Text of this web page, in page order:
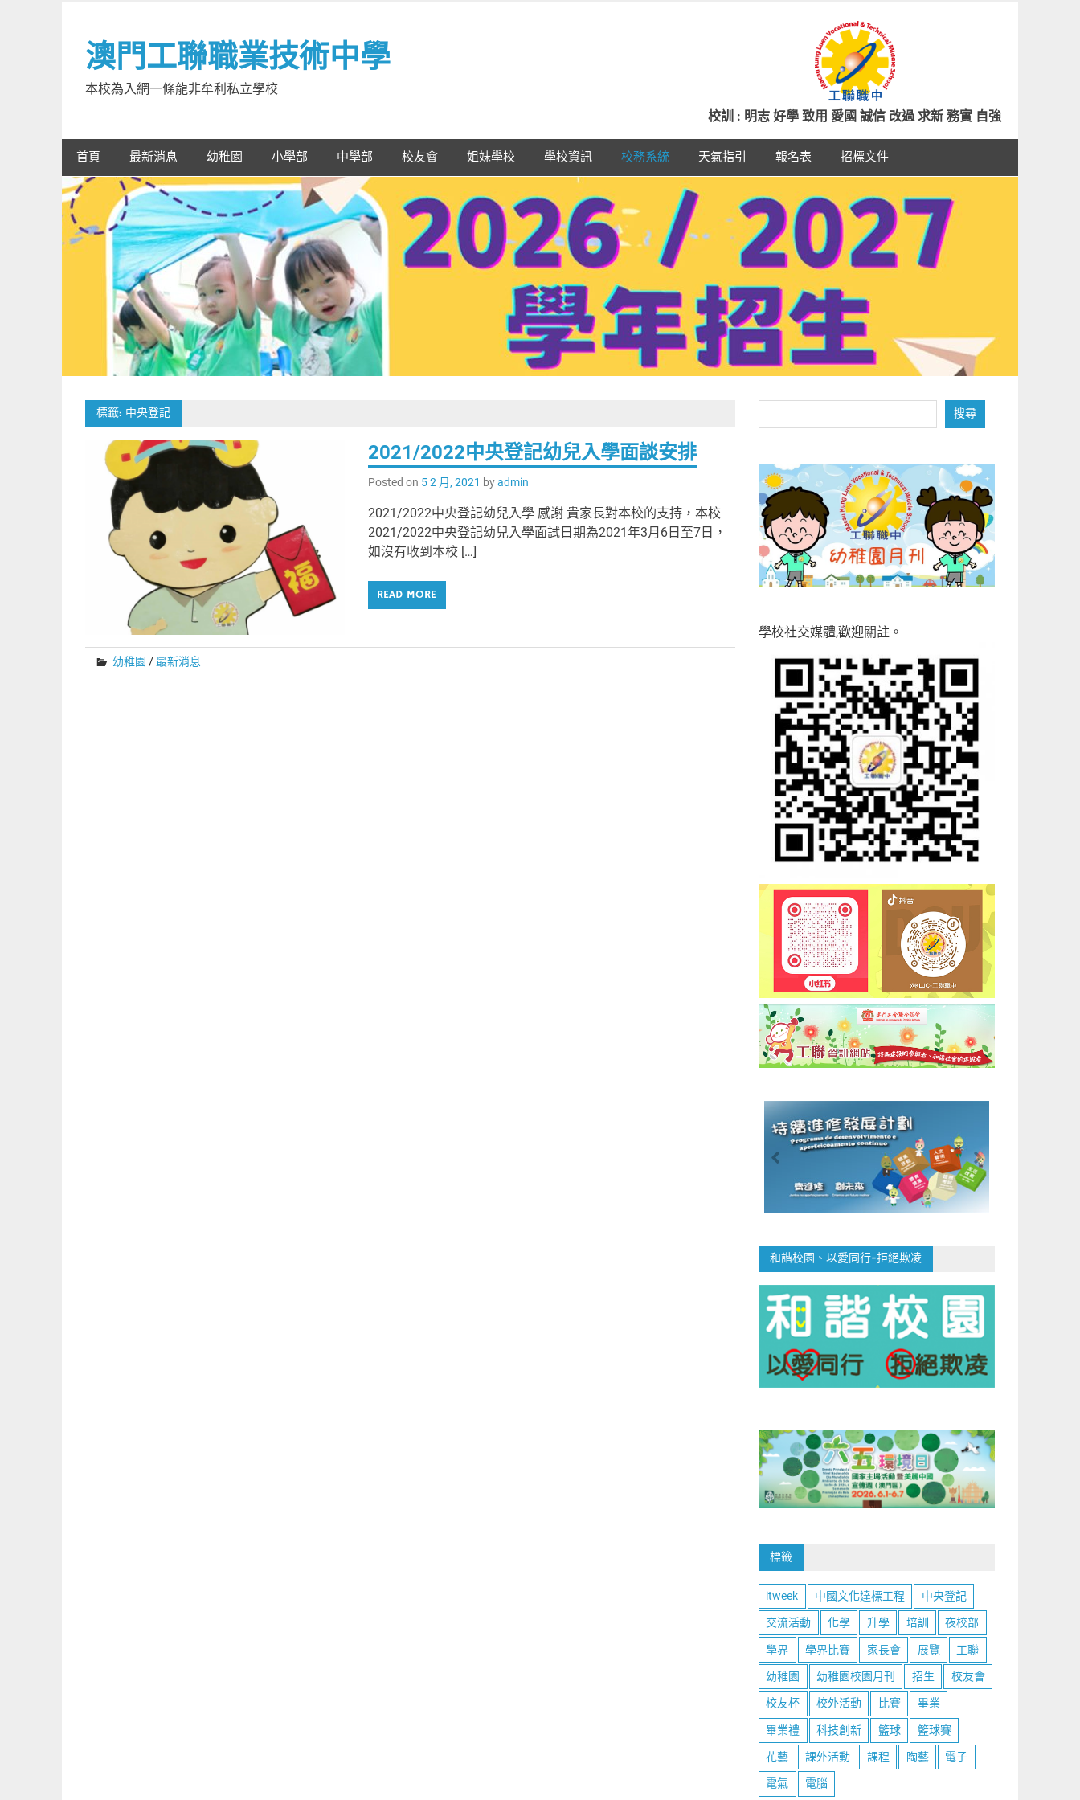
content澳門工聯職業技術中學
本校為入網一條龍非牟利私立學校
校訓 : 明志 好學 致用 愛國 誠信 改過 求新 務實 自強
首頁 最新消息 幼稚園 小學部 中學部 校友會 姐妹學校 學校資訊 校務系統 天氣指引 報名表 招標文件
標籤: 中央登記
2021/2022中央登記幼兒入學面談安排
Posted on 5 2 月, 2021 byadmin
2021/2022中央登記幼兒入學 感謝 貴家長對本校的支持，本校
2021/2022中央登記幼兒入學面試日期為2021年3月6日至7日，
如沒有收到本校 […]
READ MORE
幼稚園 /最新消息
尋
搜尋
學校社交媒體,歡迎關註。
和諧校園、以愛同行-拒絕欺凌
標籤
itweek 中國文化達標工程 中央登記
交流活動 化學 升學 培訓 夜校部
學界 學界比賽 家長會 展覽 工聯
幼稚園 幼稚園校園月刊 招生 校友會
校友杯 校外活動 比賽 畢業
畢業禮 科技創新 籃球 籃球賽
花藝 課外活動 課程 陶藝 電子
電氣 電腦